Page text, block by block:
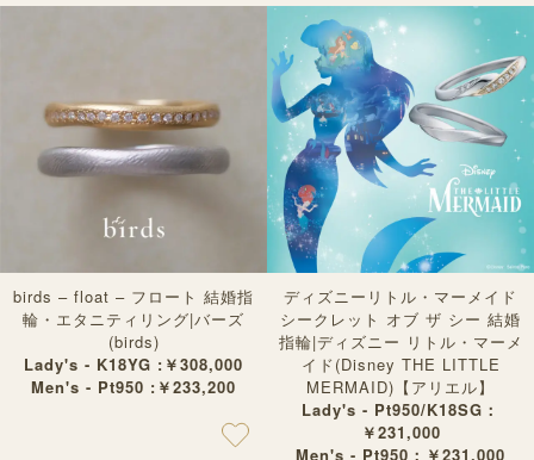
birds – float – フロート 結婚指
輪・エタニティリング|バーズ
(birds)
Lady's - K18YG :￥308,000
Men's - Pt950 :￥233,200
ディズニーリトル・マーメイド
シークレット オブ ザ シー 結婚
指輪|ディズニー リトル・マーメ
イド(Disney THE LITTLE
MERMAID)【アリエル】
Lady's - Pt950/K18SG：
￥231,000
Men's - Pt950：￥231,000